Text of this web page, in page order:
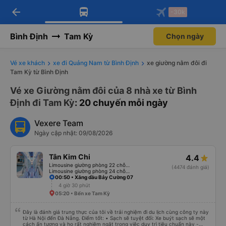
Tải app Vexere ngay!
Nhận ưu đãi thành viên độc
Mở app
Tải app Vexere
-30k/ghế khi đặt vé máy bay qua
Mở app
arrow_back -30k
Bình Định Tam Kỳ Chọn ngày
Vé xe khách xe đi Quảng Nam từ Bình Định
xe giường nằm đôi đi
Tam Kỳ từ Bình Định
Vé xe Giường nằm đôi của 8 nhà xe từ Bình
Định đi Tam Kỳ: 20 chuyến mỗi ngày
Vexere Team
Ngày cập nhật: 09/08/2026
Tân Kim Chi 4.4
(4474 đánh giá)
00:50 • Xăng dầu Bảy Cường 07
4 giờ 30 phút
05:20 • Bến xe Tam Kỳ
Đây là đánh giá trung thực của tôi về trải nghiệm đi du lịch cùng công ty này
từ Hà Nội đến Đà Nẵng. Điểm tốt: • Sạch sẽ tuyệt đối: Xe buýt sạch sẽ một
cách ấn tượng và họ rất nghiêm ngặt trong việc duy trì tiêu chuẩn này -